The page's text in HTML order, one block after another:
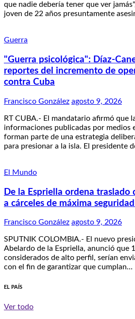
que nadie debería tener que ver
joven de 22 años presuntamente
Guerra
"Guerra psicológica": Díaz-
reportes del incremento de
contra Cuba
Francisco González agosto 9, 2026
RT CUBA.- El mandatario afirmó que
informaciones publicadas por medios
forman parte de una estrategia
para presionar a la isla. El presidente
El Mundo
De la Espriella ordena traslado
a cárceles de máxima
Francisco González agosto 9, 2026
SPUTNIK COLOMBIA.- El nuevo
Abelardo de la Espriella, anunció que
considerados de alto perfil, serían
con el fin de garantizar que cumplan…
EL PAÍS
Ver todo